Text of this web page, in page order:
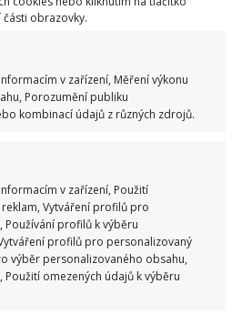
obrazovky.
v zařízení, Měření výkonu
Porozumění publiku
kombinací údajů z různých zdrojů.
v zařízení, Použití
Vytváření profilů pro
profilů k výběru
profilů pro personalizovaný
výběr personalizovaného obsahu,
Použití omezených údajů k výběru